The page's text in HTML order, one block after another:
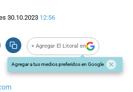
30.10.2023 12:56
+ Agregar El Litoral en
Agregar a tus medios preferidos en Google